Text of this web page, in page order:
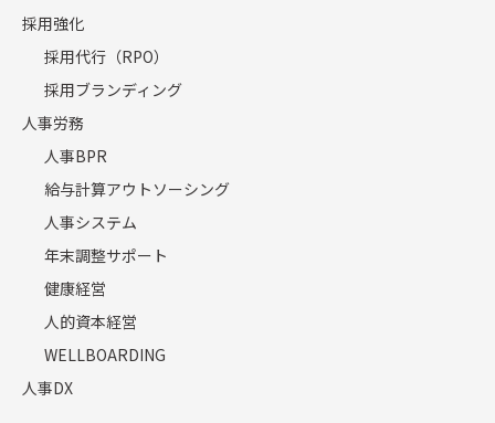
採用強化
採用代行（RPO）
採用ブランディング
人事労務
人事BPR
給与計算アウトソーシング
人事システム
年末調整サポート
健康経営
人的資本経営
WELLBOARDING
人事DX
低
中
スピード
マッチ度
手法ごとの特徴と向いている企
業
上記で比較した各手法について、さらに詳しくその特徴